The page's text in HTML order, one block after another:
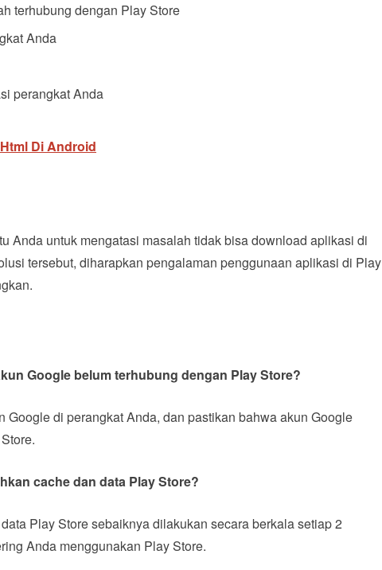
terhubung dengan Play Store
Anda
perangkat Anda
Di Android
Anda untuk mengatasi masalah tidak bisa download aplikasi di
tersebut, diharapkan pengalaman penggunaan aplikasi di Play
Google belum terhubung dengan Play Store?
Google di perangkat Anda, dan pastikan bahwa akun Google
cache dan data Play Store?
Play Store sebaiknya dilakukan secara berkala setiap 2
Anda menggunakan Play Store.